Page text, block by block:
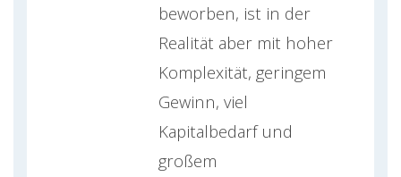
beworben, ist in der
Realität aber mit hoher
Komplexität, geringem
Gewinn, viel
Kapitalbedarf und
großem